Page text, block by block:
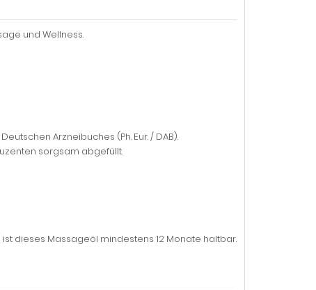
und Wellness.
Arzneibuches (Ph. Eur. / DAB).
sorgsam abgefüllt.
dieses Massageöl mindestens 12 Monate haltbar.